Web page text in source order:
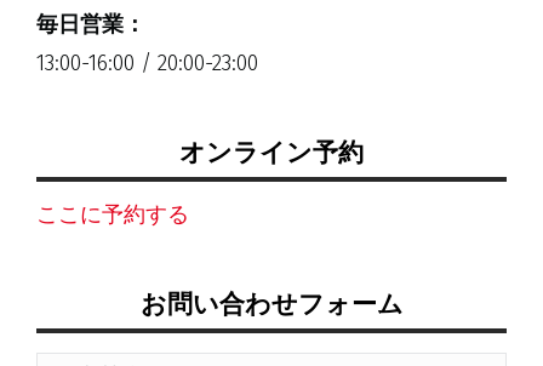
毎日営業：
13:00-16:00 / 20:00-23:00
オンライン予約
ここに予約する
お問い合わせフォーム